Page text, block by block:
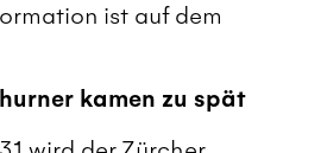
ist auf dem
kamen zu spät